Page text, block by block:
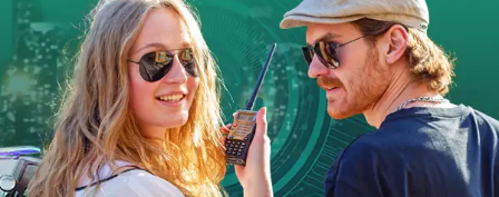
INT AT CH
DE
ES
FR UK
IE
IT
NL
Boek tickets